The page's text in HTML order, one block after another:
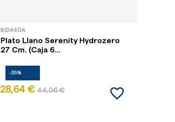
BIDASOA
Plato Llano Serenity Hydrozero
27 Cm. (Caja 6...
-35%
28,64 € 44,06 € favorite_border